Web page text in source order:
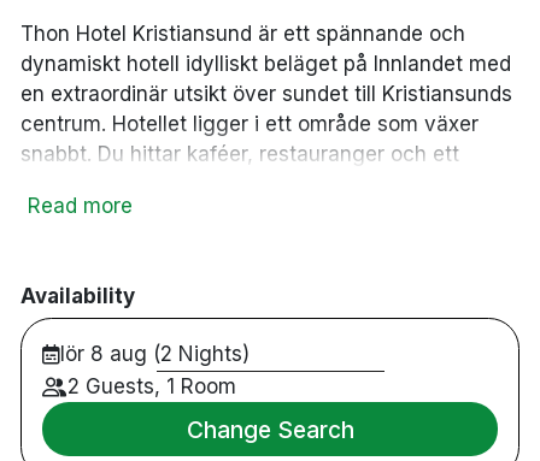
Thon Hotel Kristiansund är ett spännande och
dynamiskt hotell idylliskt beläget på Innlandet med
en extraordinär utsikt över sundet till Kristiansunds
centrum. Hotellet ligger i ett område som växer
snabbt. Du hittar kaféer, restauranger och ett
omgivningar erbjuder aktiviteter för alla smaker.
den världsberömda Atlantic Road. Här kan du börja
varje morgon med hotellets fantastiska
frukostbuffé i en stämningsfull atmosfär och under
sommarhalvåret kan du slå dig ner på
uteserveringen som ligger precis vid vattnet.
Read more
Availability
lör 8 aug (2 Nights)
2 Guests, 1 Room
Change Search